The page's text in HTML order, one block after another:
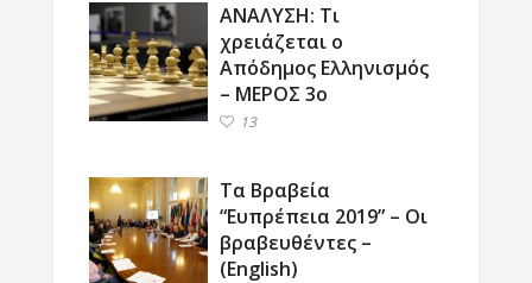
ΑΝΑΛΥΣΗ: Τι
χρειάζεται ο
Απόδημος Ελληνισμός
– ΜΕΡΟΣ 3ο
13
Τα Βραβεία
“Ευπρέπεια 2019” – Οι
βραβευθέντες –
(English)